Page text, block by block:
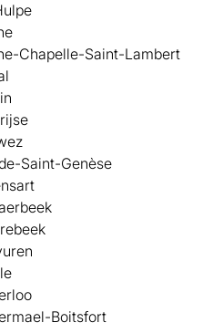
Chapelle-Saint-Lambert
Saint-Genèse
Boitsfort